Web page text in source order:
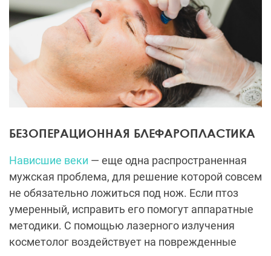
БЕЗОПЕРАЦИОННАЯ БЛЕФАРОПЛАСТИКА
Нависшие веки — еще одна распространенная
мужская проблема, для решение которой совсем
не обязательно ложиться под нож. Если птоз
умеренный, исправить его помогут аппаратные
методики. С помощью лазерного излучения
косметолог воздействует на поврежденные